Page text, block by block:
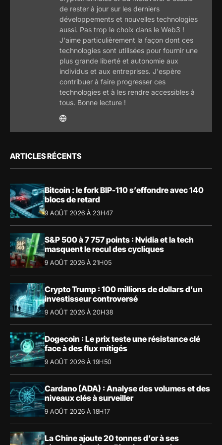
de rester à jour sur les derniers
développements et nouvelles technologies
aussi. Pas trop le choix dans le Web3 !
J'aime particulièrement la façon dont ces
technologies sont utilisées pour fournir une
plus grande liberté et autonomie aux
individus et aux entreprises. J'espère
contribuer à faire progresser ces
technologies et à les rendre accessibles à
tous. Bonne lecture !
ARTICLES RÉCENTS
Bitcoin : le fork BIP-110 s’effondre avec 140
blocs de retard
9 AOÛT 2026 À 23H47
S&P 500 à 7 757 points : Nvidia et la tech
masquent le recul des cycliques
9 AOÛT 2026 À 21H05
Crypto Trump : 100 millions de dollars d’un
investisseur controversé
9 AOÛT 2026 À 20H38
Dogecoin : Le prix teste une résistance clé
face à des flux mitigés
9 AOÛT 2026 À 19H50
Cardano (ADA) : Analyse des volumes et des
niveaux clés à surveiller
9 AOÛT 2026 À 18H17
La Chine ajoute 20 tonnes d’or à ses